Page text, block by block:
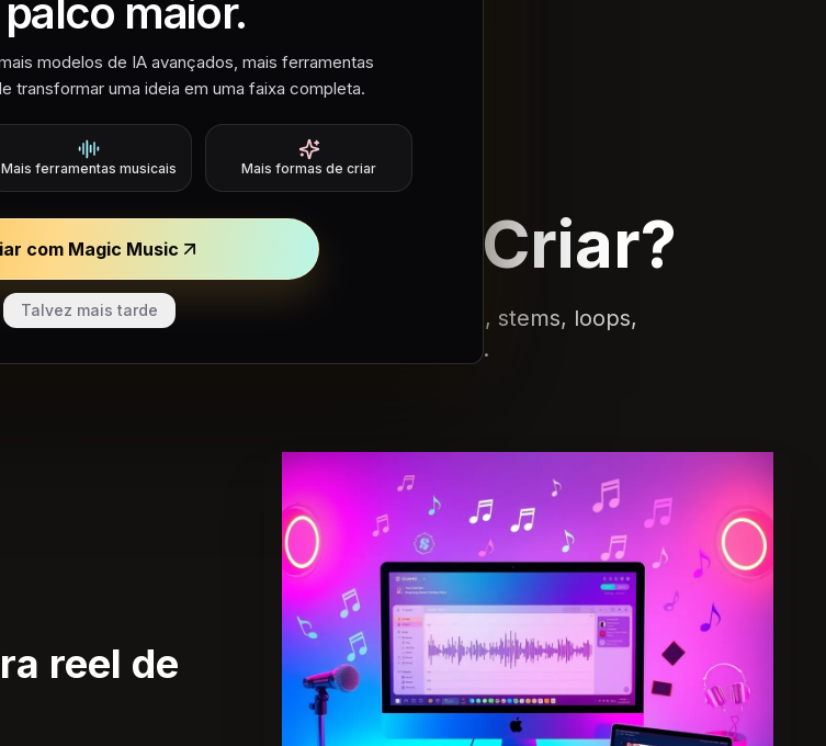
Fluxo de Trabalho Loudly AI
Loudly AI Pode Criar?
em direções de música livre de royalties, stems, loops,
e ideias de faixas prontas para criadores.
reel de
maior.
modelos de IA avançados, mais ferramentas
transformar uma ideia em uma faixa completa.
Mais ferramentas musicais Mais formas de criar
com Magic Music
Talvez mais tarde